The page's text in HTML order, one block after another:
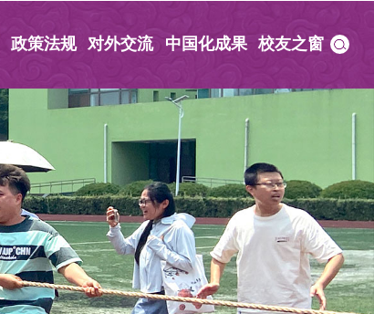
政策法规 对外交流 中国化成果 校友之窗